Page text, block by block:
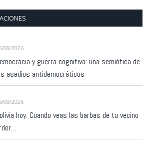
08/2026
y guerra cognitiva: una semiótica de
asedios antidemocráticos
08/2026
hoy: Cuando veas las barbas de tu vecino